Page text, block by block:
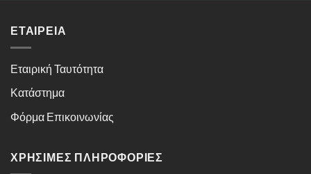
ΕΤΑΙΡΕΊΑ
Εταιρική Ταυτότητα
Κατάστημα
Φόρμα Επικοινωνίας
ΧΡΉΣΙΜΕΣ ΠΛΗΡΟΦΟΡΊΕΣ